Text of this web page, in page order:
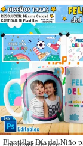
Plantillas Día del Niño
Por: Mark Designs